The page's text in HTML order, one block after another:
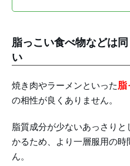
脂っこい食べ物などは
い
焼き肉やラーメンといった脂
の相性が良くありません。
脂質成分が少ないあっさり
かるため、より一層服用の
ん。